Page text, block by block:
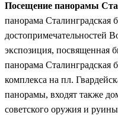
Посещение панорамы
панорама Сталинградская
достопримечательностей
экспозиция, посвященная
панорама Сталинградская
комплекса на пл.
панорамы, входят также
советского оружия и